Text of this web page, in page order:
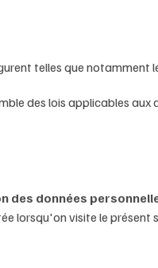
telles que
des lois applicables aux
des données
lorsqu'on visite le présent